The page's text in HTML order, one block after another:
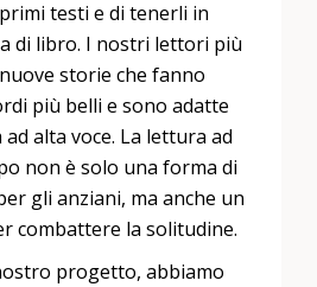
testi e di tenerli in
di libro. I nostri lettori più
storie che fanno
più belli e sono adatte
alta voce. La lettura ad
non è solo una forma di
gli anziani, ma anche un
combattere la solitudine.
progetto, abbiamo